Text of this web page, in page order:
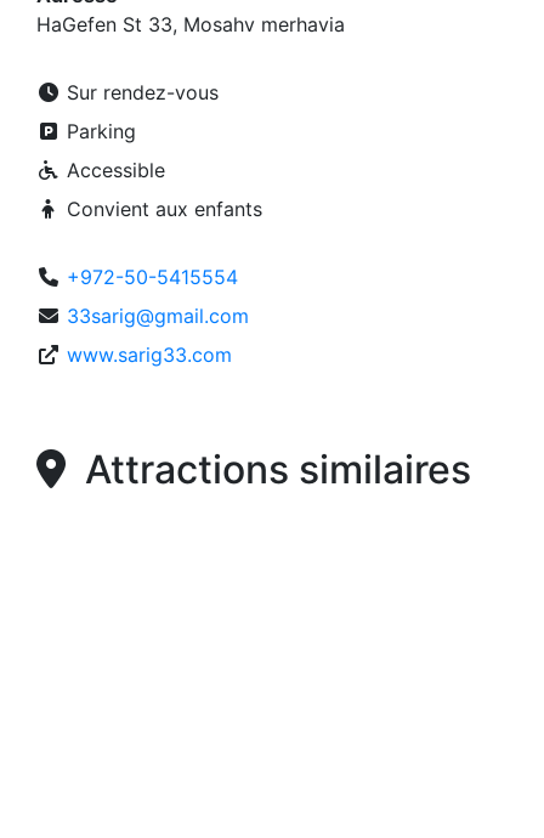
HaGefen St 33, Mosahv merhavia
Sur rendez-vous
Parking
Accessible
Convient aux enfants
+972-50-5415554
33sarig@gmail.com
www.sarig33.com
Attractions similaires